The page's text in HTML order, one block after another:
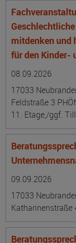
mitdenken und
für den Kinder-
08.09.2026
17033
Feldstraße 3
11. Etage,/ggf.
09.09.2026
17033
Katharinenstraße